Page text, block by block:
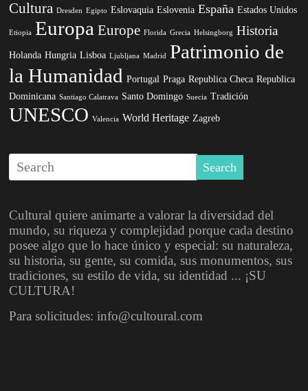
Cultura Dresden Egipto Eslovaquia Eslovenia España Estados Unidos
Etiopia Europa Europe Florida Grecia Helsingborg Historia
Holanda Hungria Lisboa Ljubljana Madrid Patrimonio de
la Humanidad Portugal Praga Republica Checa Republica
Dominicana Santiago Calatrava Santo Domingo Suecia Tradición
UNESCO Valencia World Heritage Zagreb
Cultural quiere animarte a valorar la diversidad del
mundo, su riqueza y complejidad porque cada destino
posee algo que lo hace único y especial: su naturaleza,
su historia, su gente, su comida, sus monumentos, sus
tradiciones, su estilo de vida, su identidad ... ¡SU
CULTURA!
Para solicitudes: info@cultoural.com